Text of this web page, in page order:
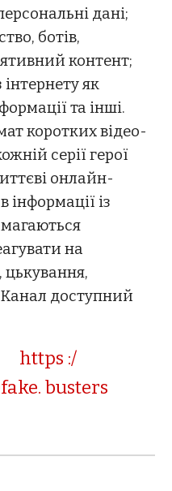
дані;
ботів,
контент;
як
та інші.
коротких відео-
серії герої
онлайн-
інформації із
на
Канал доступний
:/
busters